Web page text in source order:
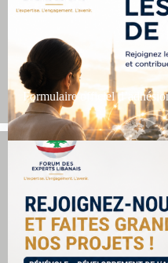
Formulaire officiel